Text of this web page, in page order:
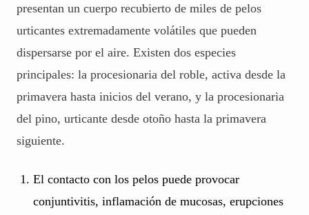
presentan un cuerpo recubierto de miles de pelos
urticantes extremadamente volátiles que pueden
dispersarse por el aire. Existen dos especies
principales: la procesionaria del roble, activa desde la
primavera hasta inicios del verano, y la procesionaria
del pino, urticante desde otoño hasta la primavera
siguiente.
El contacto con los pelos puede provocar
conjuntivitis, inflamación de mucosas, erupciones